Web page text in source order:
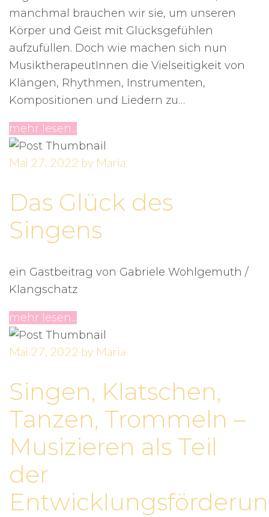
manchmal brauchen wir sie, um unseren
Körper und Geist mit Glücksgefühlen
aufzufüllen. Doch wie machen sich nun
MusiktherapeutInnen die Vielseitigkeit von
Klängen, Rhythmen, Instrumenten,
Kompositionen und Liedern zu…
mehr lesen...
Mai 27, 2022 by Maria
Das Glück des
Singens
ein Gastbeitrag von Gabriele Wohlgemuth /
Klangschatz
mehr lesen...
Mai 27, 2022 by Maria
Singen, Klatschen,
Tanzen, Trommeln –
Musizieren als Teil
der